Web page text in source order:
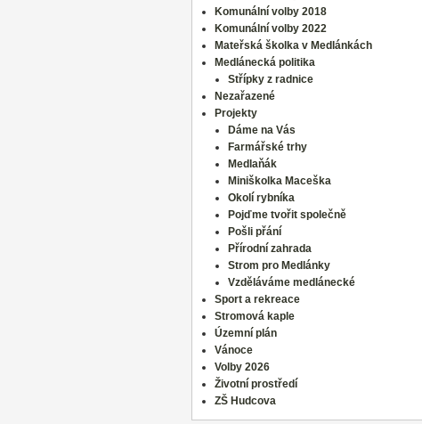
Komunální volby 2018
Komunální volby 2022
Mateřská školka v Medlánkách
Medlánecká politika
Střípky z radnice
Nezařazené
Projekty
Dáme na Vás
Farmářské trhy
Medlaňák
Miniškolka Maceška
Okolí rybníka
Pojďme tvořit společně
Pošli přání
Přírodní zahrada
Strom pro Medlánky
Vzděláváme medlánecké
Sport a rekreace
Stromová kaple
Územní plán
Vánoce
Volby 2026
Životní prostředí
ZŠ Hudcova